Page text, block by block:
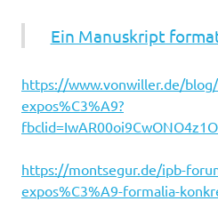
Ein Manuskript
https://www.vonwiller.de/
expos%C3%A9?
https://montsegur.de/ipb-
expos%C3%A9-formalia-